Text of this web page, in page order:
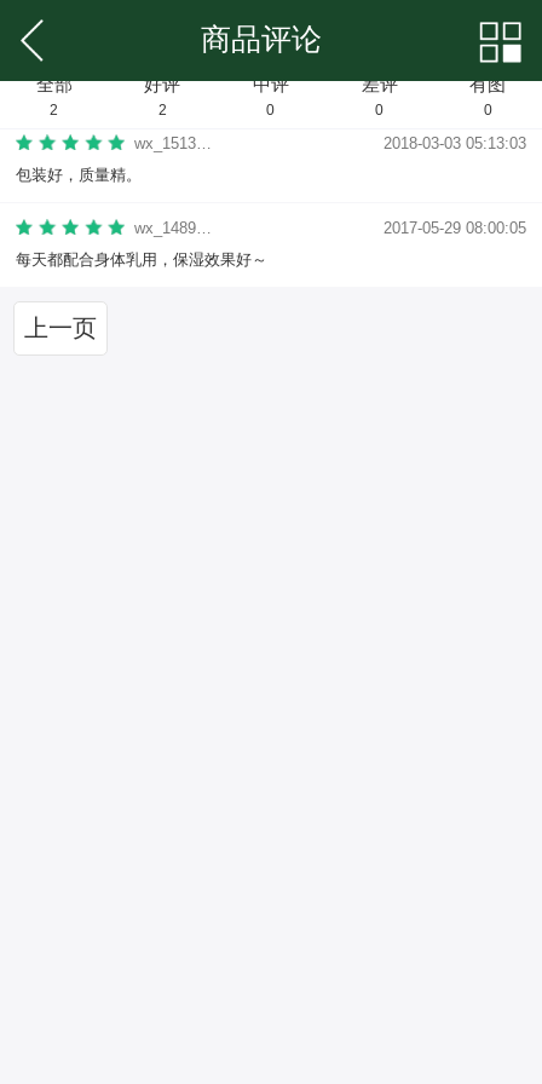
商品评论
全部
2
好评
2
中评
0
差评
0
有图
0
wx_151332906448
2018-03-03 05:13:03
包装好，质量精。
wx_148914693773
2017-05-29 08:00:05
每天都配合身体乳用，保湿效果好～
上一页